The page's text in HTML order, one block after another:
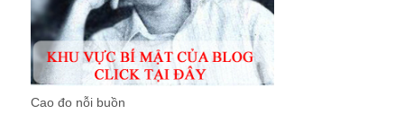
Cao đo nỗi buồn